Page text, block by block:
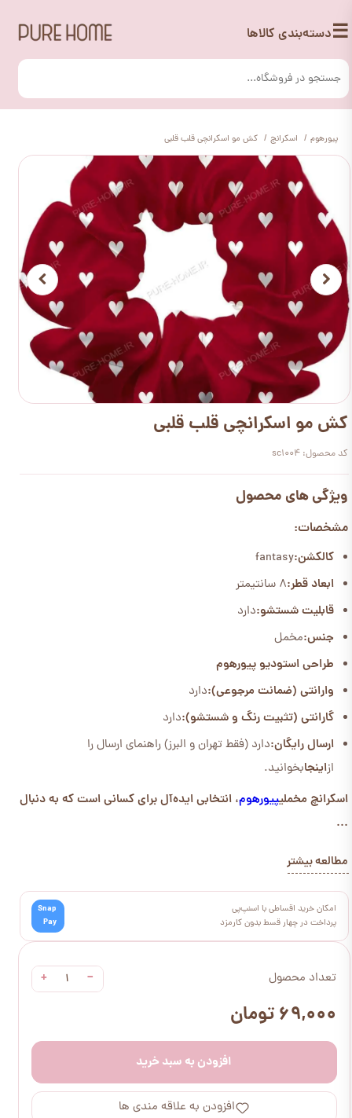
☰دسته‌بندی کالاها
پیورهوم اسکرانچ کش مو اسکرانچی قلب قلبی
تعداد محصول −
+
۶۹,۰۰۰ تومان
افزودن به سبد خرید
افزودن به علاقه مندی ها
کش مو اسکرانچی قلب قلبی
کد محصول: sc1004
ویژگی های محصول
مشخصات:
کالکشن:fantasy
ابعاد قطر:8 سانتیمتر
قابلیت شستشو:دارد
جنس:مخمل
طراحی استودیو پیورهوم
وارانتی (ضمانت مرجوعی):دارد
گارانتی (تثبیت رنگ و شستشو):دارد
ارسال رایگان:دارد (فقط تهران و البرز) راهنمای ارسال را
ازاینجابخوانید.
اسکرانچ مخملیپیورهوم، انتخابی ایده‌آل برای کسانی است که به دنبال
...
مطالعه بیشتر
امکان خرید اقساطی با اسنپ‌پی
پرداخت در چهار قسط بدون کارمزد
Snap
Pay